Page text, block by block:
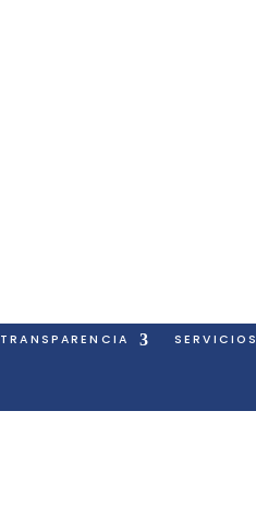
TRANSPARENCIA
SERVICIOS